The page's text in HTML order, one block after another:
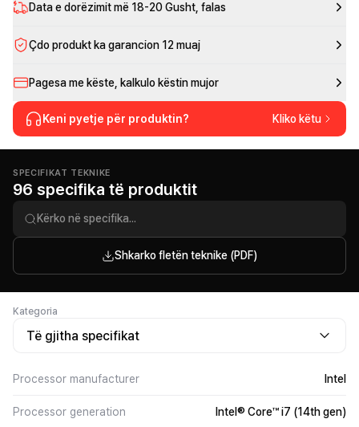
Data e dorëzimit më 18-20 Gusht , falas
Çdo produkt ka garancion 12 muaj
Pagesa me këste, kalkulo këstin mujor
Keni pyetje për produktin? Kliko këtu
SPECIFIKAT TEKNIKE
96 specifika të produktit
Shkarko fletën teknike (PDF)
Kategoria
Të gjitha specifikat
Processor manufacturer Intel
Processor generation Intel® Core™ i7 (14th gen)